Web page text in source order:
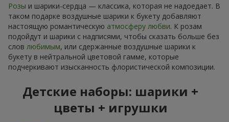
Розы и шарики-сердца — классика, которая не надоедает. В
таком подарке воздушные шарики к букету добавляют
настоящую романтическую атмосферу любви. К розам
подойдут и шарики с надписями, чтобы сказать больше без
слов любимым, или сдержанные воздушные шарики к
букету в нейтральной цветовой гамме, которые
подчеркивают изысканность флористической композиции.
Детские наборы: шарики +
цветы + игрушки